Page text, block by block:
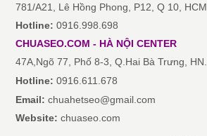
781/A21, Lê Hồng Phong, P12, Q 10, HCM.
Hotline: 0916.998.698
CHUASEO.COM - HÀ NỘICENTER
47A,Ngõ 77, Phố 8-3, Q.Hai Bà Trưng, HN.
Hotline: 0916.611.678
Email:chuahetseo@gmail.com
Website: chuaseo.com